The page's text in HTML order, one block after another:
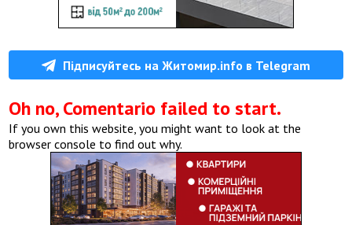
Підписуйтесь на Житомир.info в Telegram
Oh no, Comentario failed to start.
If you own this website, you might want to look at the
browser console to find out why.